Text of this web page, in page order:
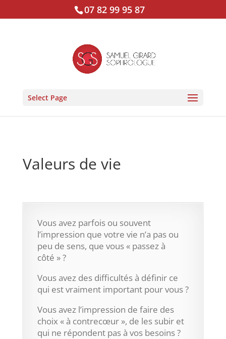
07 82 99 95 87
Select Page
Valeurs de vie
Vous avez parfois ou souvent
l’impression que votre vie n’a pas ou
peu de sens, que vous « passez à
côté » ?
Vous avez des difficultés à définir ce
qui est vraiment important pour vous ?
Vous avez l’impression de faire des
choix « à contrecœur », de les subir et
qui ne répondent pas à vos besoins ?